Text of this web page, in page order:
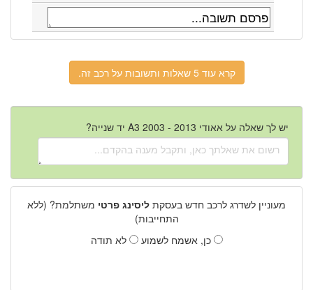
קרא עוד 5 שאלות ותשובות על רכב זה.
יש לך שאלה על אאודי A3 2003 - 2013 יד שנייה?
מעוניין לשדרג לרכב חדש בעסקת ליסינג פרטי משתלמת? (ללא
התחייבות)
כן, אשמח לשמוע
לא תודה